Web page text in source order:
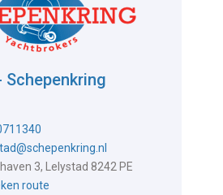
Schepenkring
3, Lelystad 8242 PE
route